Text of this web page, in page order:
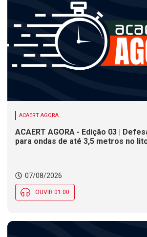
ACAERT AGORA
ACAERT AGORA - Edição 03 |
para ondas de até 3,5 metros no
07/08/2026
OUVIR 01:00